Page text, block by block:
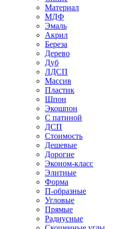
Материал
МДФ
Эмаль
Акрил
Береза
Дерево
Дуб
ЛДСП
Массив
Пластик
Шпон
Экошпон
С патиной
ДСП
Стоимость
Дешевые
Дорогие
Эконом-класс
Элитные
Форма
П-образные
Угловые
Прямые
Радиусные